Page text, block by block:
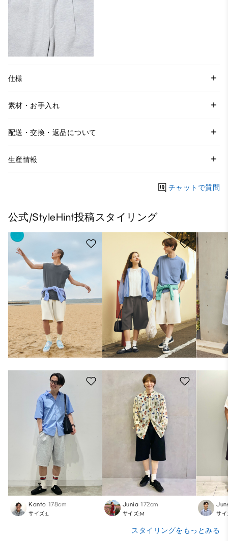
仕様
素材・お手入れ
配送・交換・返品について
生産情報
チャットで質問
公式/StyleHint投稿スタイリング
Kanto 178cm
サイズ:L
Junia 172cm
サイズ:M サ
スタイリングをもっとみる